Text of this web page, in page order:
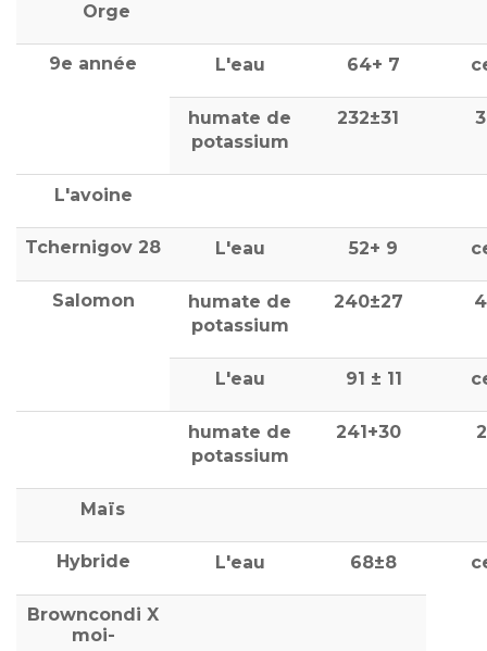
Orge
9e année L'eau 64+ 7
humate de
potassium
232±31
L'avoine
Tchernigov 28 L'eau 52+ 9
Salomon
humate de
potassium
240±27
L'eau 91 ± 11
humate de
potassium
241+30
Maïs
Hybride L'eau 68±8
Browncondi X
moi-